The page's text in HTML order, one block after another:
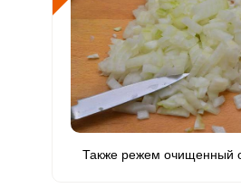
Хром 24.1 мкг 50 мкг
Цинк 9.8 мг 12 мг
Бор 320 мкг 1200 мкг
Также режем очищенный